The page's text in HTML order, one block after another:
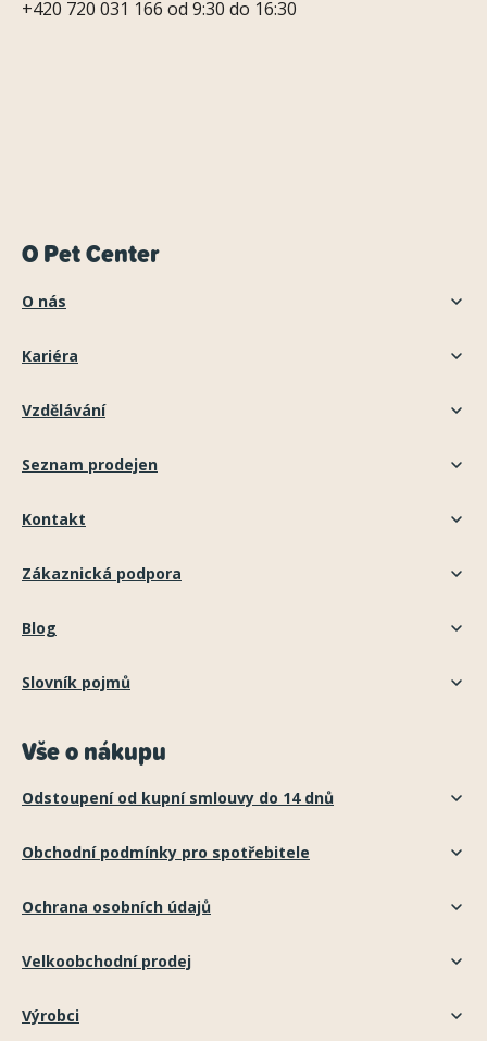
+420 720 031 166 od 9:30 do 16:30
O Pet Center
O nás
Kariéra
Vzdělávání
Seznam prodejen
Kontakt
Zákaznická podpora
Blog
Slovník pojmů
Vše o nákupu
Odstoupení od kupní smlouvy do 14 dnů
Obchodní podmínky pro spotřebitele
Ochrana osobních údajů
Velkoobchodní prodej
Výrobci